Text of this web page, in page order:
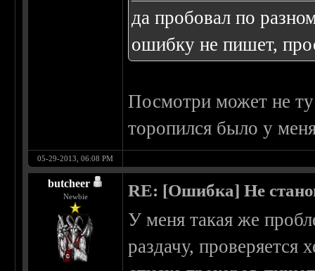
да пробовал по
ошибку не пишет,
Посмотри может не
торопился было у
05-29-2013, 06:08 PM
butcheer
Newbie RE: [Ошибка] Не
У меня такая же
раздачу, проверяется